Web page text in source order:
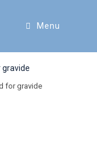
Menu
for gravide